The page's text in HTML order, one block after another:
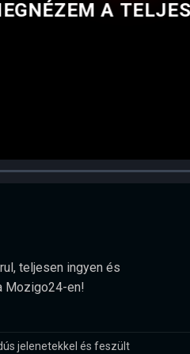
A
teljesen ingyen és
Mozigo24-en!
jelenetekkel és feszült